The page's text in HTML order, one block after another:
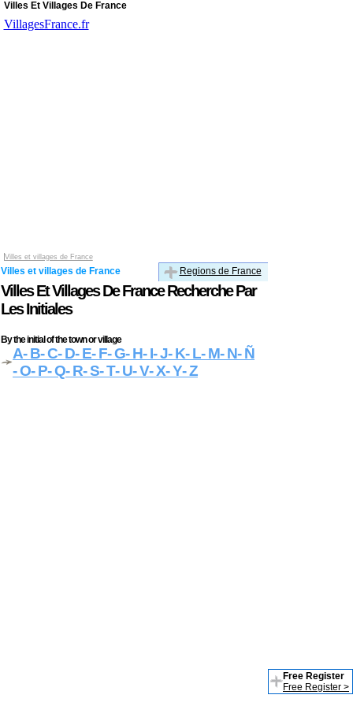
Villes Et Villages De France
VillagesFrance.fr
Villes et villages de France
Villes et villages de France Regions de France
Villes Et Villages De France Recherche Par
Les Initiales
By the initial of the town or village
A- B- C- D- E- F- G- H- I- J- K- L- M- N- Ñ
- O- P- Q- R- S- T- U- V- X- Y- Z
Free Register
Free Register >